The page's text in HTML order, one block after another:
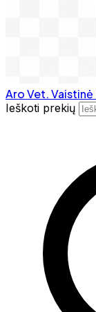
Aro Vet. Vaistinė
Ieškoti prekių